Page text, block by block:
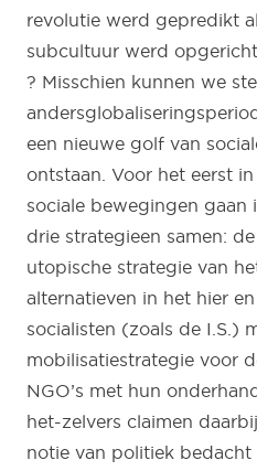
revolutie werd gepredikt
subcultuur werd
? Misschien kunnen we
een nieuwe golf van
ontstaan. Voor het eerst
sociale bewegingen gaan
drie strategieen samen:
utopische strategie van
alternatieven in het hier
socialisten (zoals de I.S.)
mobilisatiestrategie voor
NGO’s met hun
het-zelvers claimen
notie van politiek